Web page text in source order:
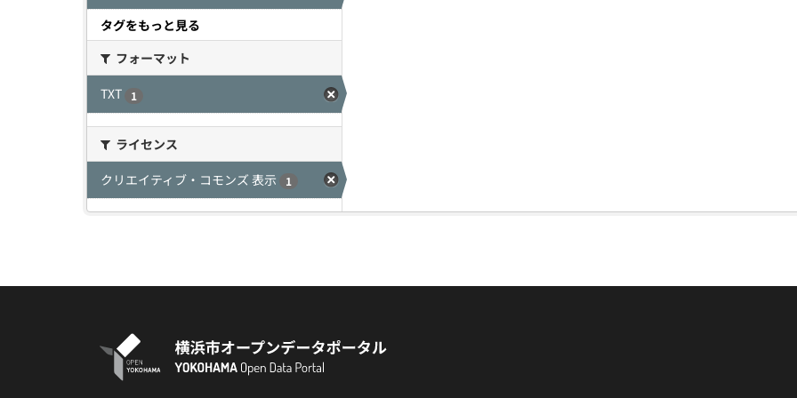
タグをもっと見る
フォーマット
TXT
1
ライセンス
クリエイティブ・コモンズ 表示
1